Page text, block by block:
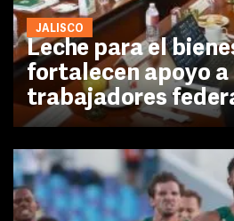
JALISCO
Leche para el
fortalecen apoyo a
trabajadores